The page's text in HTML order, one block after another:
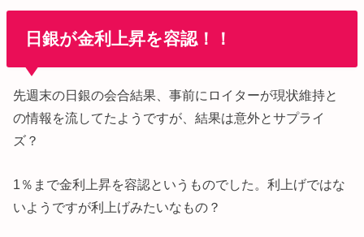
日銀が金利上昇を容認！！
先週末の日銀の会合結果、事前にロイターが現状維持と
の情報を流してたようですが、結果は意外とサプライ
ズ？
1％まで金利上昇を容認というものでした。利上げではな
いようですが利上げみたいなもの？